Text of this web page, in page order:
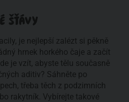
ŠŤÁVY
je nejlepší zalézt si pěkně
hrnek horkého čaje a začít
je vzít, abyste tělu současně
aditiv? Sáhněte po
třeba těch z podzimních
rakytník. Vybírejte takové